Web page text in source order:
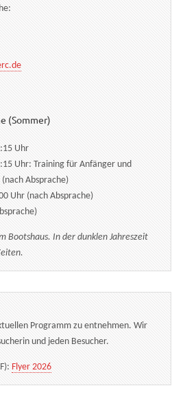
(Sommer)
Uhr
Uhr: Training für Anfänger und
Absprache)
Uhr (nach Absprache)
Bootshaus. In der dunklen Jahreszeit
Programm zu entnehmen. Wir
und jeden Besucher.
Flyer 2026